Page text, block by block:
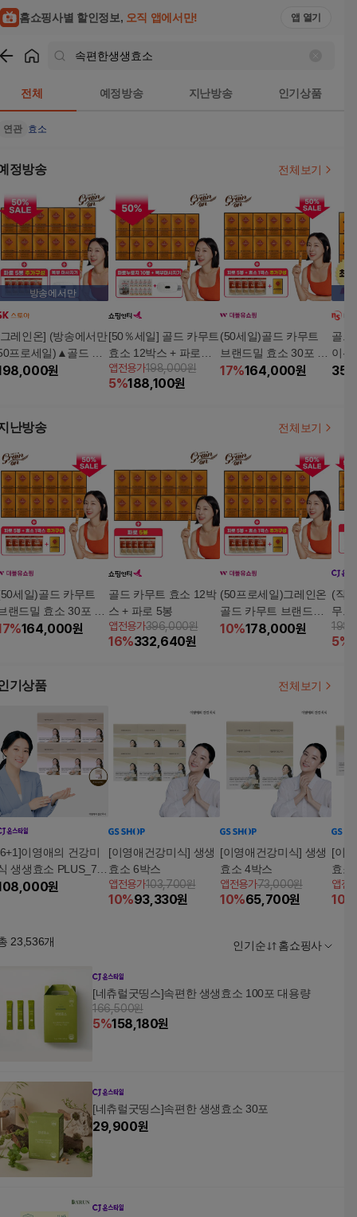
홈쇼핑사별 할인정보, 오직 앱에서만! 앱 열기
전체 예정방송 지난방송 인기상품
연관 효소
정방송 전체보기
방송에서만
레인온] (방송에서만
프로세일)▲골드 카
트효소 12박스 + 파
원
[50％세일] 골드 카무트
효소 12박스 + 파로누
룽지 1박스(10봉) + 복
부마사지기
앱전용가198,000원
5%188,100원
(50세일)골드 카무트
브랜드밀 효소 30포 12
박스 + 파로 280g 5팩+
17%164,000원
골드
이션
난방송 전체보기
세일)골드 카무트
랜드밀 효소 30포 12
스 + 파로 280g 5팩+
%164,000원
골드 카무트 효소 12박
스 + 파로 5봉
앱전용가396,000원
16%332,640원
(50프로세일)그레인온
골드 카무트 브랜드밀
효소 30포 12박스 + 파
10%178,000원
(직)
무트
+파
5%
기상품 전체보기
이영애의 건강미
생생효소 PLUS_7박
원
[이영애건강미식] 생생
효소 6박스
앱전용가103,700원
10%93,330원
[이영애건강미식] 생생
효소 4박스
앱전용가73,000원
10%65,700원
[이
효소
앱전
10
23,536개 인기순 홈쇼핑사
[네츄럴굿띵스]속편한 생생효소 100포 대용량
166,500원
5%158,180원
[네츄럴굿띵스]속편한 생생효소 30포
29,900원